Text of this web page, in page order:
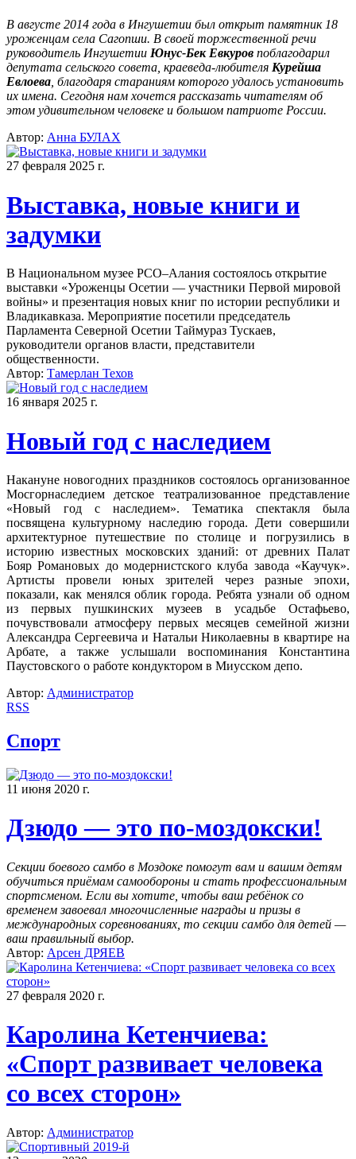
В августе 2014 года в Ингушетии был открыт памятник 18
уроженцам села Сагопши. В своей торжественной речи
руководитель Ингушетии Юнус-Бек Евкуров поблагодарил
депутата сельского совета, краеведа-любителя Курейша
Евлоева, благодаря стараниям которого удалось установить
их имена. Сегодня нам хочется рассказать читателям об
этом удивительном человеке и большом патриоте России.
Автор: Анна БУЛАХ
27 февраля 2025 г.
Выставка, новые книги и
задумки
В Национальном музее РСО–Алания состоялось открытие
выставки «Уроженцы Осетии — участники Первой мировой
войны» и презентация новых книг по истории республики и
Владикавказа. Мероприятие посетили председатель
Парламента Северной Осетии Таймураз Тускаев,
руководители органов власти, представители
общественности.
Автор: Тамерлан Техов
16 января 2025 г.
Новый год с наследием
Накануне новогодних праздников состоялось организованное
Мосгорнаследием детское театрализованное представление
«Новый год с наследием».
Тематика спектакля была
посвящена культурному наследию города. Дети совершили
архитектурное путешествие по столице и погрузились в
историю известных московских зданий: от древних Палат
Бояр Романовых до модернистского клуба завода «Каучук».
Артисты провели юных зрителей через разные эпохи,
показали, как менялся облик города. Ребята узнали об одном
из первых пушкинских музеев в усадьбе Остафьево,
почувствовали атмосферу первых месяцев семейной жизни
Александра Сергеевича и Натальи Николаевны в квартире на
Арбате, а также услышали воспоминания Константина
Паустовского о работе кондуктором в Миусском депо.
Автор: Администратор
RSS
Спорт
11 июня 2020 г.
Дзюдо — это по-моздокски!
Секции боевого самбо в Моздоке помогут вам и вашим детям
обучиться приёмам самообороны и стать профессиональным
спортсменом. Если вы хотите, чтобы ваш ребёнок со
временем завоевал многочисленные награды и призы в
международных соревнованиях, то секции самбо для детей —
ваш правильный выбор.
Автор: Арсен ДРЯЕВ
27 февраля 2020 г.
Каролина Кетенчиева:
«Спорт развивает человека
со всех сторон»
Автор: Администратор